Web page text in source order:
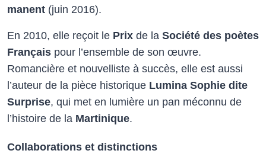
manent (juin 2016).
En 2010, elle reçoit le Prix de la Société des poètes
Français pour l’ensemble de son œuvre.
Romancière et nouvelliste à succès, elle est aussi
l’auteur de la pièce historique Lumina Sophie dite
Surprise, qui met en lumière un pan méconnu de
l’histoire de la Martinique.
Collaborations et distinctions